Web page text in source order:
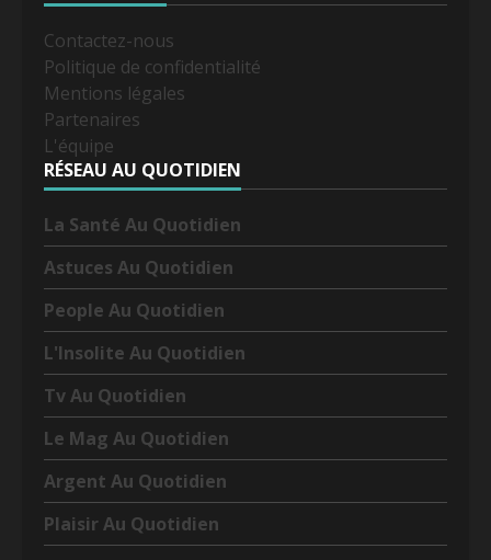
Contactez-nous
Politique de confidentialité
Mentions légales
Partenaires
L'équipe
RÉSEAU AU QUOTIDIEN
La Santé Au Quotidien
Astuces Au Quotidien
People Au Quotidien
L'Insolite Au Quotidien
Tv Au Quotidien
Le Mag Au Quotidien
Argent Au Quotidien
Plaisir Au Quotidien